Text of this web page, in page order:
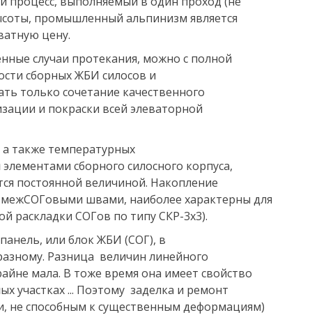
промышленный альпинизм является
цену.
случаи протекания, можно с полной
сборных ЖБИ силосов и
только сочетание качественного
и покраски всей элеваторной
а также температурных
сборного силосного корпуса,
постоянной величиной. Накопление
швами, наиболее характерны для
раскладки СОГов по типу СКР-3х3).
или блок ЖБИ (СОГ), в
Разница величин линейного
мала. В тоже время она имеет свойство
участках ... Поэтому заделка и ремонт
не способным к существенным деформациям)